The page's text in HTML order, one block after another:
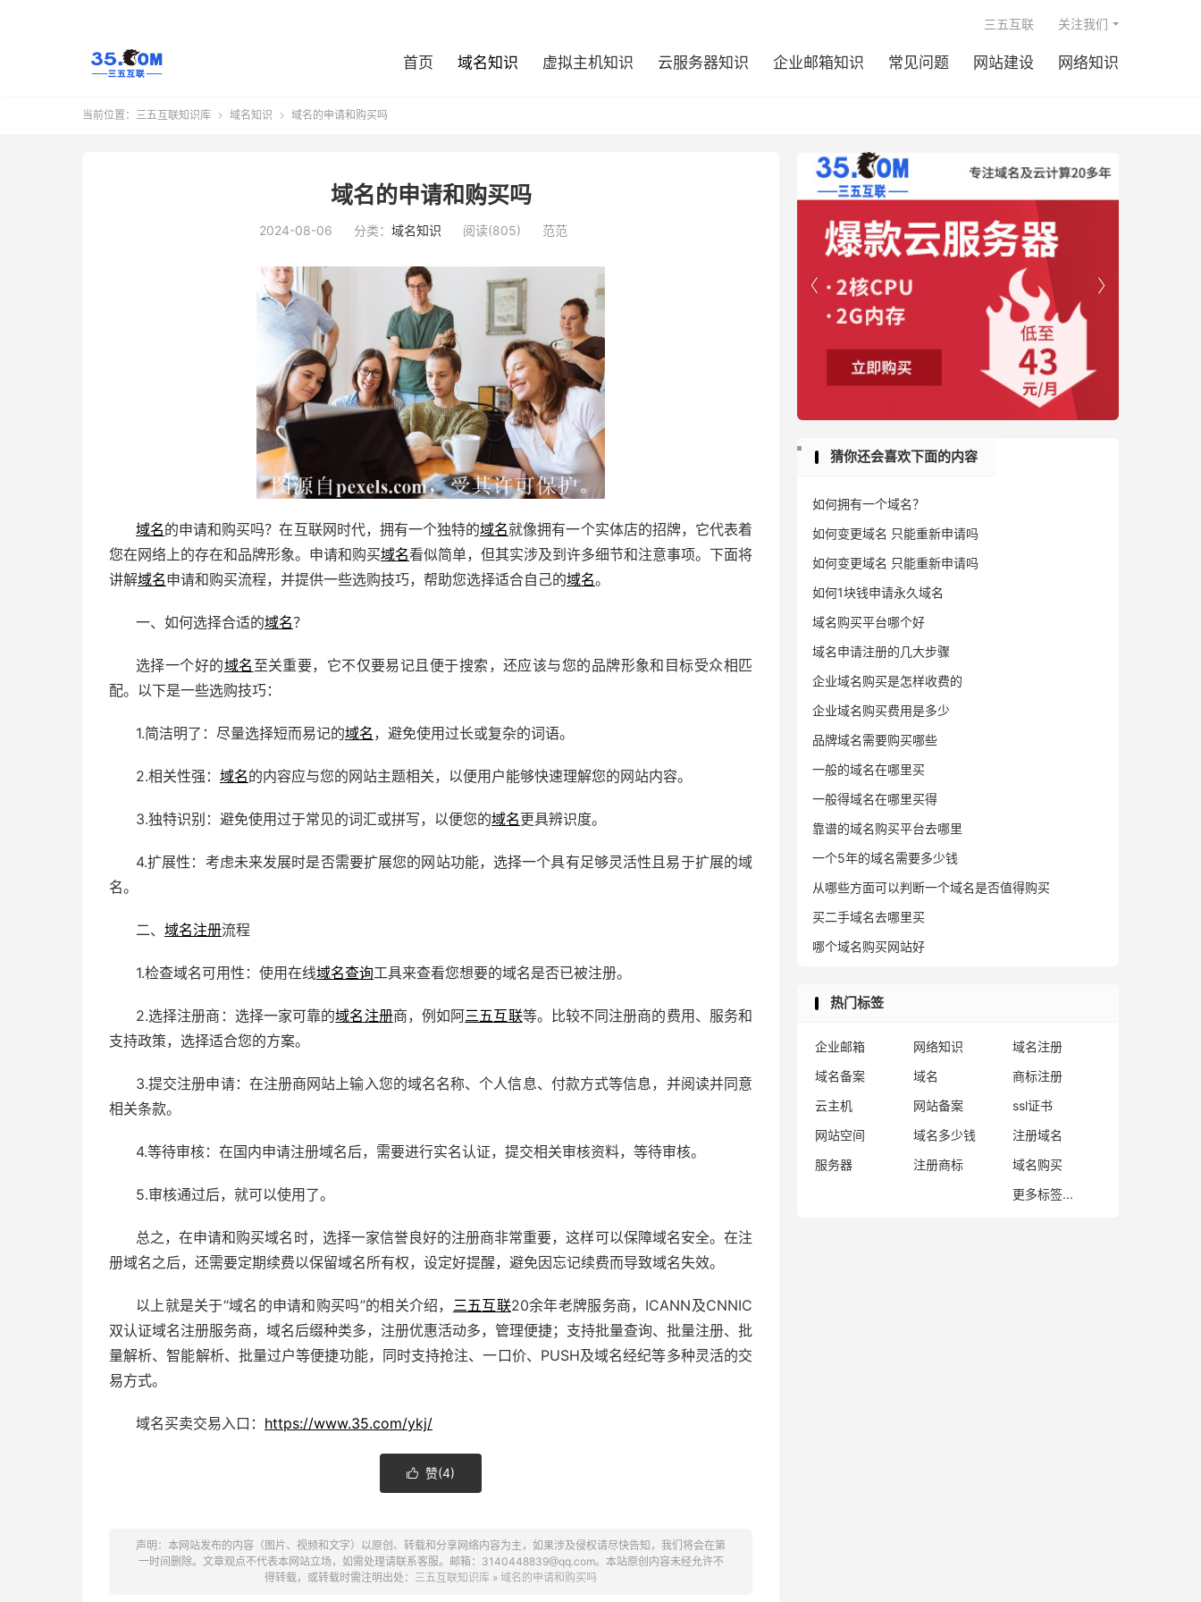
首页 域名知识 虚拟主机知识 云服务器知识 企业邮箱知识 常见问题 网站建设 网络知识
三五互联 关注我们
当前位置： 三五互联知识库  域名知识  域名的申请和购买吗
域名的申请和购买吗
2024-08-06 分类： 域名知识 阅读(805) 范范
域名的申请和购买吗？在互联网时代，拥有一个独特的域名就像拥有一个实体店的招牌，它代表着
您在网络上的存在和品牌形象。申请和购买域名看似简单，但其实涉及到许多细节和注意事项。下面将
讲解域名申请和购买流程，并提供一些选购技巧，帮助您选择适合自己的域名。
一、如何选择合适的域名？
选择一个好的域名 至关重要，它不仅要易记且便于搜索，还应该与您的品牌形象和目标受众相匹
配。以下是一些选购技巧：
1.简洁明了：尽量选择短而易记的域名 ，避免使用过长或复杂的词语。
2.相关性强： 域名的内容应与您的网站主题相关，以便用户能够快速理解您的网站内容。
3.独特识别：避免使用过于常见的词汇或拼写，以便您的域名更具辨识度。
4.扩展性：考虑未来发展时是否需要扩展您的网站功能，选择一个具有足够灵活性且易于扩展的域
名。
二、 域名注册流程
1.检查域名可用性：使用在线域名查询工具来查看您想要的域名是否已被注册。
2.选择注册商：选择一家可靠的域名注册商，例如阿三五互联等。比较不同注册商的费用、服务和
支持政策，选择适合您的方案。
3.提交注册申请：在注册商网站上输入您的域名名称、个人信息、付款方式等信息，并阅读并同意
相关条款。
4.等待审核：在国内申请注册域名后，需要进行实名认证，提交相关审核资料，等待审核。
5.审核通过后，就可以使用了。
总之，在申请和购买域名时，选择一家信誉良好的注册商非常重要，这样可以保障域名安全。在注
册域名之后，还需要定期续费以保留域名所有权，设定好提醒，避免因忘记续费而导致域名失效。
以上就是关于“域名的申请和购买吗”的相关介绍， 三五互联20余年老牌服务商，ICANN及CNNIC
双认证域名注册服务商，域名后缀种类多，注册优惠活动多，管理便捷；支持批量查询、批量注册、批
量解析、智能解析、批量过户等便捷功能，同时支持抢注、一口价、PUSH及域名经纪等多种灵活的交
易方式。
域名买卖交易入口： https://www.35.com/ykj/
 赞(4)
声明：本网站发布的内容（图片、视频和文字）以原创、转载和分享网络内容为主，如果涉及侵权请尽快告知，我们将会在第
一时间删除。文章观点不代表本网站立场，如需处理请联系客服。邮箱：3140448839@qq.com。本站原创内容未经允许不
得转载，或转载时需注明出处： 三五互联知识库 » 域名的申请和购买吗


猜你还会喜欢下面的内容
如何拥有一个域名？
如何变更域名 只能重新申请吗
如何变更域名 只能重新申请吗
如何1块钱申请永久域名
域名购买平台哪个好
域名申请注册的几大步骤
企业域名购买是怎样收费的
企业域名购买费用是多少
品牌域名需要购买哪些
一般的域名在哪里买
一般得域名在哪里买得
靠谱的域名购买平台去哪里
一个5年的域名需要多少钱
从哪些方面可以判断一个域名是否值得购买
买二手域名去哪里买
哪个域名购买网站好
热门标签
企业邮箱 网络知识
域名注册
域名备案
域名
商标注册
云主机
网站备案
ssl证书
网站空间
域名多少钱
注册域名
服务器
注册商标
域名购买
更多标签...